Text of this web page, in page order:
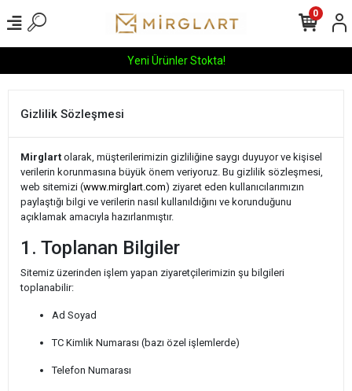
Yeni Ürünler Stokta!
0
Gizlilik Sözleşmesi
Mirglart olarak, müşterilerimizin gizliliğine saygı duyuyor ve kişisel
verilerin korunmasına büyük önem veriyoruz. Bu gizlilik sözleşmesi,
web sitemizi (www.mirglart.com) ziyaret eden kullanıcılarımızın
paylaştığı bilgi ve verilerin nasıl kullanıldığını ve korunduğunu
açıklamak amacıyla hazırlanmıştır.
1. Toplanan Bilgiler
Sitemiz üzerinden işlem yapan ziyaretçilerimizin şu bilgileri
toplanabilir:
Ad Soyad
TC Kimlik Numarası (bazı özel işlemlerde)
Telefon Numarası